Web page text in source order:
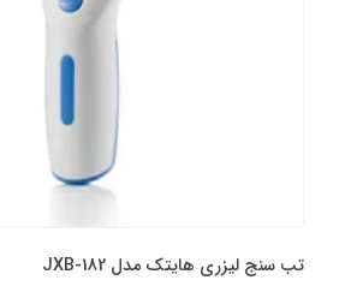
تب سنج لیزری هایتک مدل JXB-182